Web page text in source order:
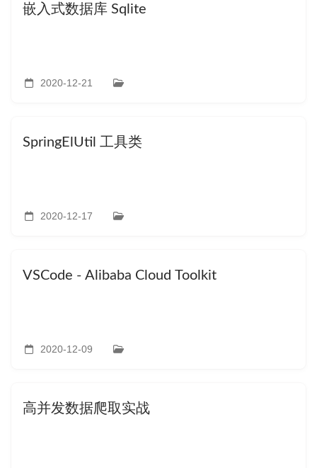
嵌入式数据库 Sqlite
2020-12-21
SpringElUtil 工具类
2020-12-17
VSCode - Alibaba Cloud Toolkit
2020-12-09
高并发数据爬取实战